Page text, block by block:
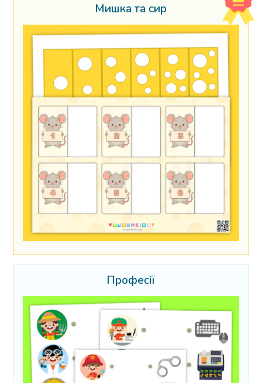
Мишка та сир
Професії